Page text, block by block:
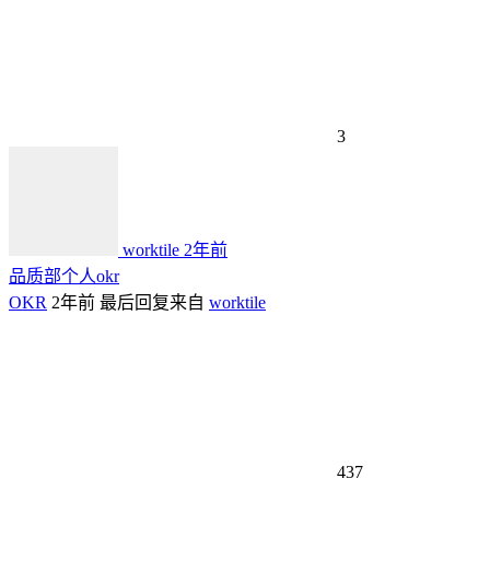
3
worktile 2年前
品质部个人okr
OKR 2年前 最后回复来自 worktile
437